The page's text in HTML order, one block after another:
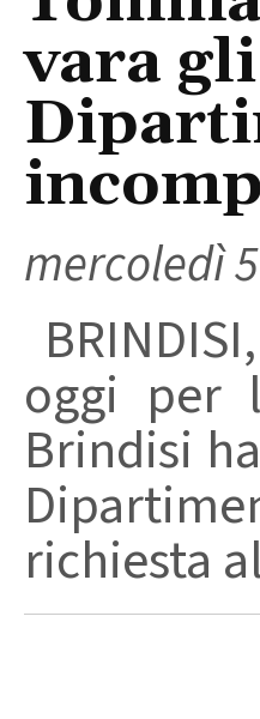
vara
mercoledì
oggi per
Brindisi
richiesta